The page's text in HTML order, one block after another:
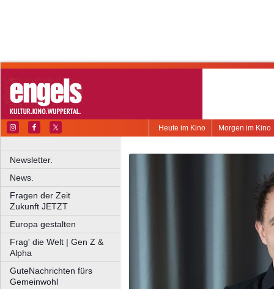
Morgen im Kino
Heute im Kino
Newsletter.
News.
Fragen der Zeit
Zukunft JETZT
Europa gestalten
Frag' die Welt | Gen Z &
Alpha
GuteNachrichten fürs
Gemeinwohl